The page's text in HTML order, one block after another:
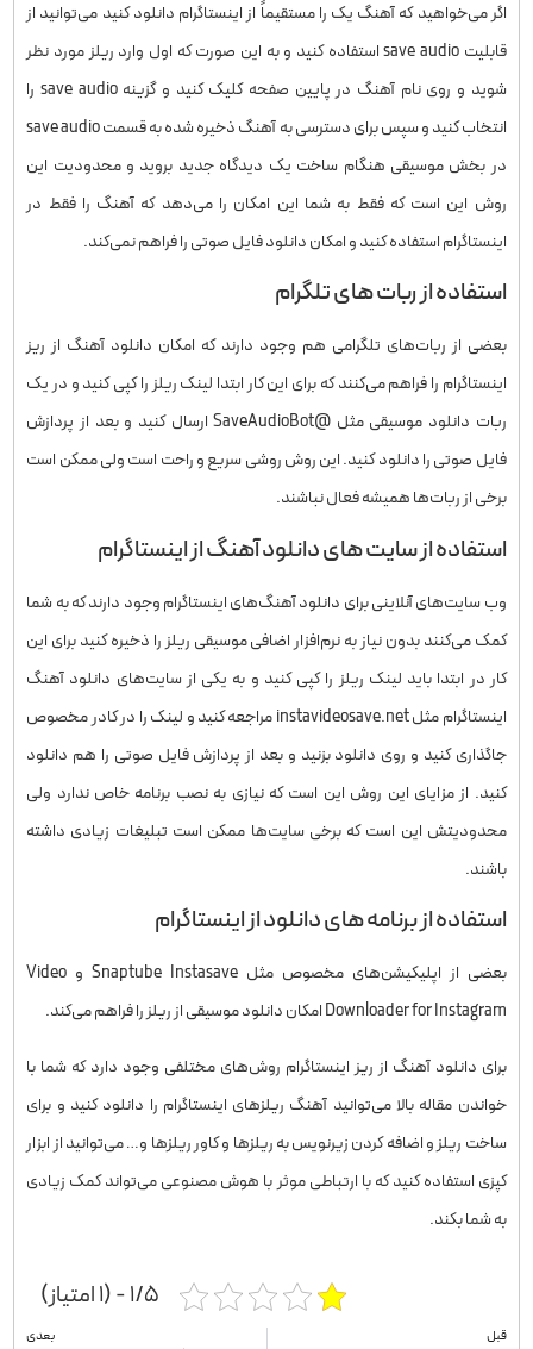
اگر می‌خواهید که آهنگ یک را مستقیماً از اینستاگرام دانلود کنید می‌توانید از
قابلیت save audio استفاده کنید و به این صورت که اول وارد ریلز مورد نظر
شوید و روی نام آهنگ در پایین صفحه کلیک کنید و گزینه save audio را
انتخاب کنید و سپس برای دسترسی به آهنگ ذخیره شده به قسمت save audio
در بخش موسیقی هنگام ساخت یک دیدگاه جدید بروید و محدودیت این
روش این است که فقط به شما این امکان را می‌دهد که آهنگ را فقط در
اینستاگرام استفاده کنید و امکان دانلود فایل صوتی را فراهم نمی‌کند.
استفاده از ربات های تلگرام
بعضی از ربات‌های تلگرامی هم وجود دارند که امکان دانلود آهنگ از ریز
اینستاگرام را فراهم می‌کنند که برای این کار ابتدا لینک ریلز را کپی کنید و در یک
ربات دانلود موسیقی مثل @SaveAudioBot ارسال کنید و بعد از پردازش
فایل صوتی را دانلود کنید. این روش روشی سریع و راحت است ولی ممکن است
برخی از ربات‌ها همیشه فعال نباشند.
استفاده از سایت های دانلود آهنگ از اینستاگرام
وب سایت‌های آنلاینی برای دانلود آهنگ‌های اینستاگرام وجود دارند که به شما
کمک می‌کنند بدون نیاز به نرم‌افزار اضافی موسیقی ریلز را ذخیره کنید برای این
کار در ابتدا باید لینک ریلز را کپی کنید و به یکی از سایت‌های دانلود آهنگ
اینستاگرام مثل instavideosave.net مراجعه کنید و لینک را در کادر مخصوص
جاگذاری کنید و روی دانلود بزنید و بعد از پردازش فایل صوتی را هم دانلود
کنید. از مزایای این روش این است که نیازی به نصب برنامه خاص ندارد ولی
محدودیتش این است که برخی سایت‌ها ممکن است تبلیغات زیادی داشته
باشند.
استفاده از برنامه های دانلود از اینستاگرام
بعضی از اپلیکیشن‌های مخصوص مثل Snaptube Instasave و Video
Downloader for Instagram امکان دانلود موسیقی از ریلز را فراهم می‌کند.
برای دانلود آهنگ از ریز اینستاگرام روش‌های مختلفی وجود دارد که شما با
خواندن مقاله بالا می‌توانید آهنگ ریلزهای اینستاگرام را دانلود کنید و برای
ساخت ریلز و اضافه کردن زیرنویس به ریلزها و کاور ریلزها و… می‌توانید از ابزار
کپزی استفاده کنید که با ارتباطی موثر با هوش مصنوعی می‌تواند کمک زیادی
به شما بکند.
۱/۵ - (۱ امتیاز)
قبل بعدی